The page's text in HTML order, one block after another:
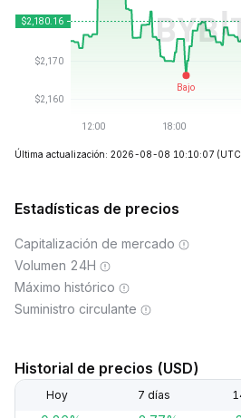
Última actualización: 2026-08-08 10:10:07
Estadísticas de precios
Capitalización de mercado
Volumen 24H
Máximo histórico
Suministro circulante
Historial de precios (USD)
Hoy 7 días